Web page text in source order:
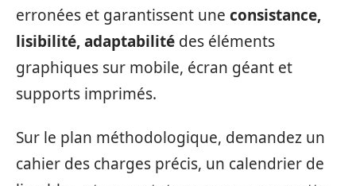
erronées et garantissent une consistance,
lisibilité, adaptabilité des éléments
graphiques sur mobile, écran géant et
supports imprimés.
Sur le plan méthodologique, demandez un
cahier des charges précis, un calendrier de